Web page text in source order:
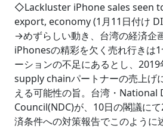
◇Lackluster iPhone sales seen
export, economy (1月11日付け
→めずらしい動き、台湾の経済企
iPhonesの精彩を欠く売れ行きは
ーションの不足にあるとし、
supply chainパートナーの売上げ
える可能性の旨。台湾・
Council(NDC)が、10日の閣議に
済条件への対策報告でこのように